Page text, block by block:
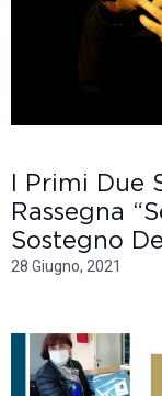
I Primi Due
Rassegna
Sostegno
28 Giugno, 2021